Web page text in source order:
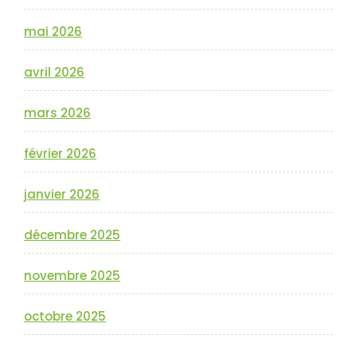
mai 2026
avril 2026
mars 2026
février 2026
janvier 2026
décembre 2025
novembre 2025
octobre 2025